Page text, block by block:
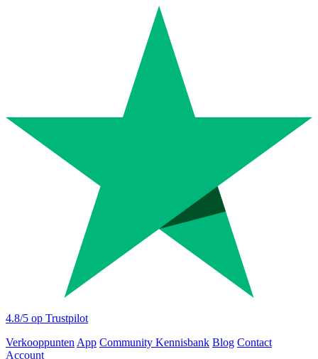
4.8/5 op Trustpilot
Verkooppunten App Community Kennisbank Blog Contact
Account